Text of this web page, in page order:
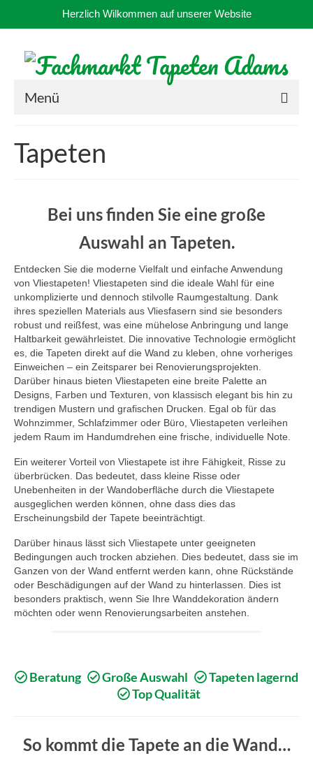
Herzlich Wilkommen auf unserer Website
Menü
Anfahrt
Kontakt
Sortiment
Über Uns
Fotos
Tapeten
Bei uns finden Sie eine große
Auswahl an Tapeten.
Entdecken Sie die moderne Vielfalt und einfache Anwendung
von Vliestapeten! Vliestapeten sind die ideale Wahl für eine
unkomplizierte und dennoch stilvolle Raumgestaltung. Dank
ihres speziellen Materials aus Vliesfasern sind sie besonders
robust und reißfest, was eine mühelose Anbringung und lange
Haltbarkeit gewährleistet. Die innovative Technologie ermöglicht
es, die Tapeten direkt auf die Wand zu kleben, ohne vorheriges
Einweichen – ein Zeitsparer bei Renovierungsprojekten.
Darüber hinaus bieten Vliestapeten eine breite Palette an
Designs, Farben und Texturen, von klassisch elegant bis hin zu
trendigen Mustern und grafischen Drucken. Egal ob für das
Wohnzimmer, Schlafzimmer oder Büro, Vliestapeten verleihen
jedem Raum im Handumdrehen eine frische, individuelle Note.
Ein weiterer Vorteil von Vliestapete ist ihre Fähigkeit, Risse zu
überbrücken. Das bedeutet, dass kleine Risse oder
Unebenheiten in der Wandoberfläche durch die Vliestapete
ausgeglichen werden können, ohne dass dies das
Erscheinungsbild der Tapete beeinträchtigt.
Darüber hinaus lässt sich Vliestapete unter geeigneten
Bedingungen auch trocken abziehen. Dies bedeutet, dass sie im
Ganzen von der Wand entfernt werden kann, ohne Rückstände
oder Beschädigungen auf der Wand zu hinterlassen. Dies ist
besonders praktisch, wenn Sie Ihre Wanddekoration ändern
möchten oder wenn Renovierungsarbeiten anstehen.
Beratung Große Auswahl
Tapeten lagernd
Top Qualität
So kommt die Tapete an die Wand…